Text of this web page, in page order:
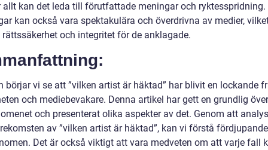
allt kan det leda till förutfattade meningar och ryktesspridning.
kan också vara spektakulära och överdrivna av medier,
rättssäkerhet och integritet för de anklagade.
börjar vi se att ”vilken artist är häktad” har blivit en lockande
och mediebevakare. Denna artikel har gett en grundlig
och presenterat olika aspekter av det. Genom att
av ”vilken artist är häktad”, kan vi förstå
Det är också viktigt att vara medveten om att varje fall